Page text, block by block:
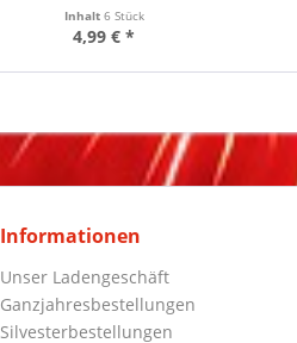
Inhalt 6 Stück
4,99 € *
Informationen
Unser Ladengeschäft
Ganzjahresbestellungen
Silvesterbestellungen